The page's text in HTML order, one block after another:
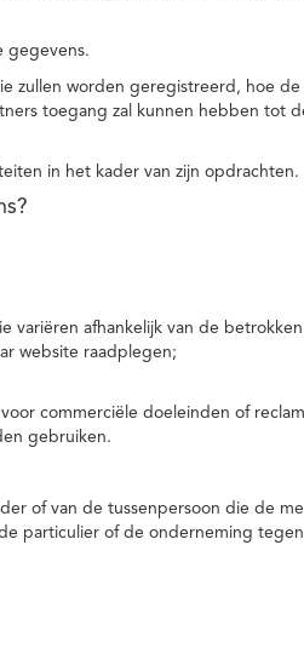
gegevens.
zullen worden geregistreerd, hoe
toegang zal kunnen hebben tot
in het kader van zijn opdrachten.
variëren afhankelijk van de
website raadplegen;
commerciële doeleinden of
gebruiken.
of van de tussenpersoon die de
particulier of de onderneming